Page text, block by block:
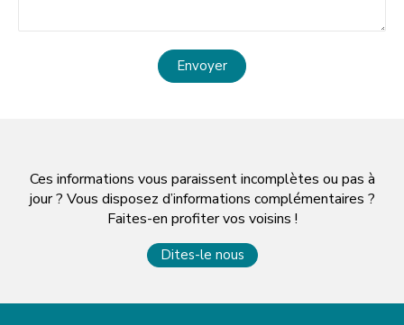
Envoyer
Ces informations vous paraissent incomplètes ou pas à
jour ? Vous disposez d’informations complémentaires ?
Faites-en profiter vos voisins !
Dites-le nous